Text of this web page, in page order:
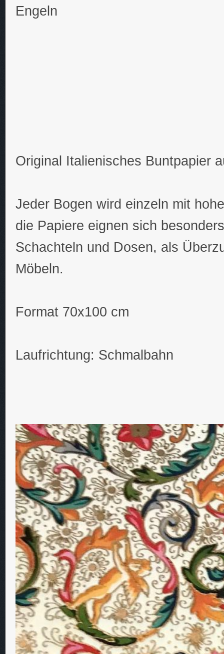
Engeln
Original Italienisches Buntpapier
Jeder Bogen wird einzeln mit
die Papiere eignen sich
Schachteln und Dosen, als
Möbeln.
Format 70x100 cm
Laufrichtung: Schmalbahn